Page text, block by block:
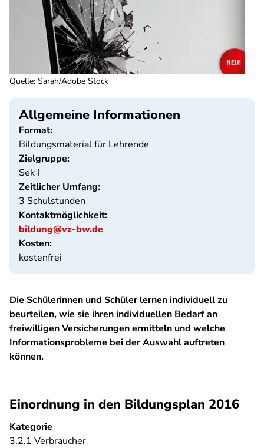
Quelle: Sarah/Adobe Stock
Allgemeine Informationen
Format:
Bildungsmaterial für Lehrende
Zielgruppe:
Sek I
Zeitlicher Umfang:
3 Schulstunden
Kontaktmöglichkeit:
bildung@vz-bw.de
Kosten:
kostenfrei
Die Schülerinnen und Schüler lernen individuell zu
beurteilen, wie sie ihren individuellen Bedarf an
freiwilligen Versicherungen ermitteln und welche
Informationsprobleme bei der Auswahl auftreten
können.
Einordnung in den Bildungsplan 2016
Kategorie
3.2.1 Verbraucher